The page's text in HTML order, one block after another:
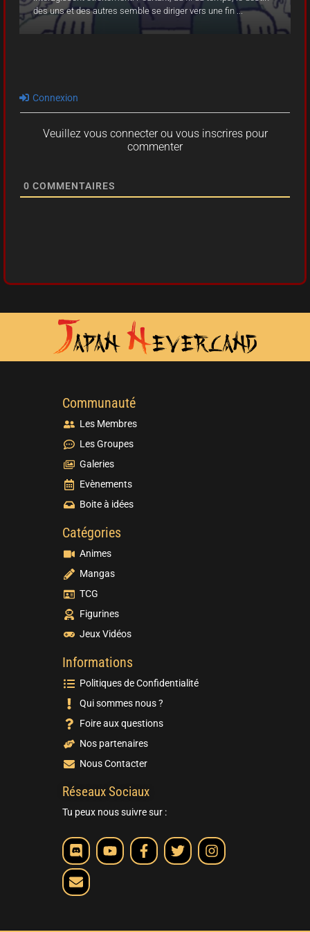
des uns et des autres semble se diriger vers une fin ...
des uns et des autres semble se diriger vers une fin ...
des uns et des autres semble se diriger vers une fin ...
Connexion
Veuillez vous connecter ou vous inscrires pour
commenter
0 COMMENTAIRES
Communauté
Les Membres
Les Groupes
Galeries
Evènements
Boite à idées
Catégories
Animes
Mangas
TCG
Figurines
Jeux Vidéos
Informations
Politiques de Confidentialité
Qui sommes nous ?
Foire aux questions
Nos partenaires
Nous Contacter
Réseaux Sociaux
Tu peux nous suivre sur :